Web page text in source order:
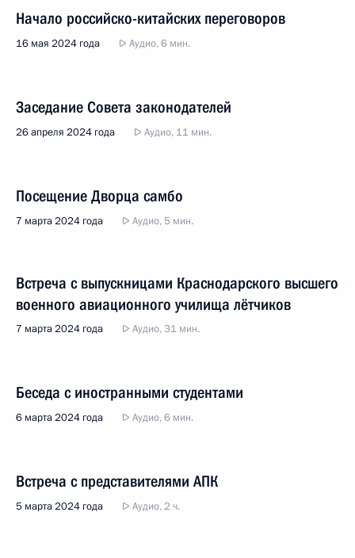
Начало российско-китайских переговоров
16 мая 2024 года Аудио, 6 мин.
Заседание Совета законодателей
26 апреля 2024 года Аудио, 11 мин.
Посещение Дворца самбо
7 марта 2024 года Аудио, 5 мин.
Встреча с выпускницами Краснодарского высшего
военного авиационного училища лётчиков
7 марта 2024 года Аудио, 31 мин.
Беседа с иностранными студентами
6 марта 2024 года Аудио, 6 мин.
Встреча с представителями АПК
5 марта 2024 года Аудио, 2 ч.